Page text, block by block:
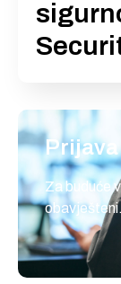
Za buduće